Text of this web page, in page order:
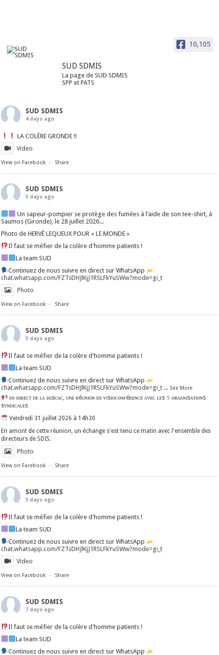
10,105
SUD SDMIS
La page de SUD SDMIS
SPP et PATS
SUD SDMIS
4 days ago
LA COLÈRE GRONDE !!
Video
View on Facebook · Share
SUD SDMIS
5 days ago
Un sapeur-pompier se protège des fumées à l’aide de son tee-shirt, à
Saumos (Gironde), le 28 juillet 2026...
Photo de HERVÉ LEQUEUX POUR « LE MONDE »
Il faut se méfier de la colère d'homme patients !
La team SUD
Continuez de nous suivre en direct sur WhatsApp
chat.whatsapp.com/FZTsDHJlKjJ1RSLFkYuSWw?mode=gi_t
Photo
View on Facebook · Share
SUD SDMIS
5 days ago
Il faut se méfier de la colère d'homme patients !
La team SUD
Continuez de nous suivre en direct sur WhatsApp
chat.whatsapp.com/FZTsDHJlKjJ1RSLFkYuSWw?mode=gi_t
ᴇɴ ᴅɪʀᴇᴄᴛ ᴅᴇ ʟᴀ ᴅɢsᴄɢᴄ, ᴜɴᴇ ʀéᴜɴɪᴏɴ ᴇɴ ᴠɪsɪᴏᴄᴏɴғéʀᴇɴᴄᴇ ᴀᴠᴇᴄ ʟᴇs 𝟿 ᴏʀɢᴀɴɪsᴀᴛɪᴏɴs
sʏɴᴅɪᴄᴀʟᴇs
Vendredi 31 juillet 2026 à 14h30
En amont de cette réunion, un échange s'est tenu ce matin avec l'ensemble des
directeurs de SDIS.
... See More
Photo
View on Facebook · Share
SUD SDMIS
5 days ago
Il faut se méfier de la colère d'homme patients !
La team SUD
Continuez de nous suivre en direct sur WhatsApp
chat.whatsapp.com/FZTsDHJlKjJ1RSLFkYuSWw?mode=gi_t
Video
View on Facebook · Share
SUD SDMIS
7 days ago
Il faut se méfier de la colère d'homme patients !
La team SUD
Continuez de nous suivre en direct sur WhatsApp